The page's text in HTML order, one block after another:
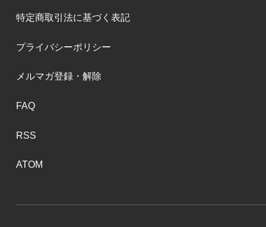
特定商取引法に基づく表記
プライバシーポリシー
メルマガ登録・解除
FAQ
RSS
ATOM